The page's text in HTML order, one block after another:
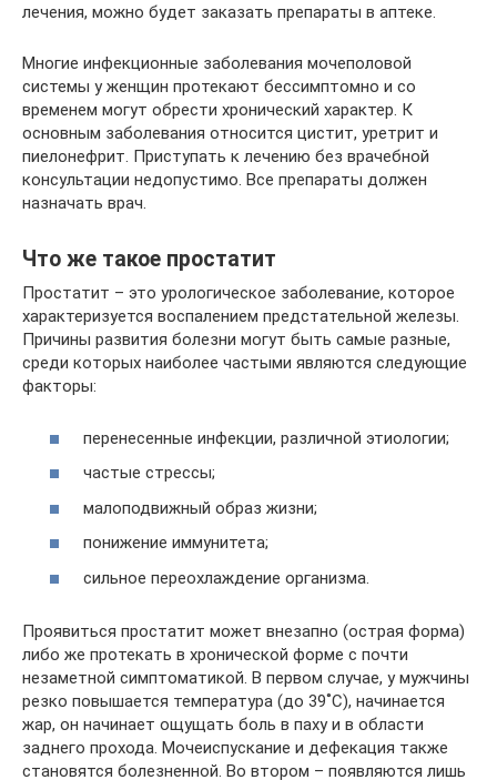
лечения, можно будет заказать препараты в аптеке.
Многие инфекционные заболевания мочеполовой
системы у женщин протекают бессимптомно и со
временем могут обрести хронический характер. К
основным заболевания относится цистит, уретрит и
пиелонефрит. Приступать к лечению без врачебной
консультации недопустимо. Все препараты должен
назначать врач.
Что же такое простатит
Простатит – это урологическое заболевание, которое
характеризуется воспалением предстательной железы.
Причины развития болезни могут быть самые разные,
среди которых наиболее частыми являются следующие
факторы:
перенесенные инфекции, различной этиологии;
частые стрессы;
малоподвижный образ жизни;
понижение иммунитета;
сильное переохлаждение организма.
Проявиться простатит может внезапно (острая форма)
либо же протекать в хронической форме с почти
незаметной симптоматикой. В первом случае, у мужчины
резко повышается температура (до 39˚С), начинается
жар, он начинает ощущать боль в паху и в области
заднего прохода. Мочеиспускание и дефекация также
становятся болезненной. Во втором – появляются лишь